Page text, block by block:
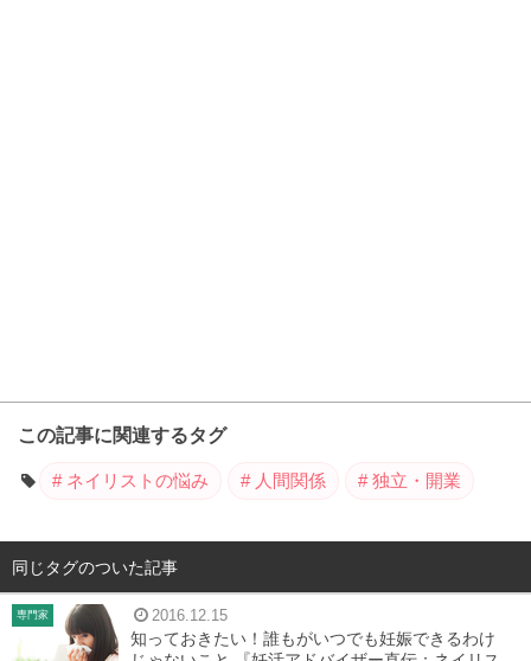
この記事に関連するタグ
ネイリストの悩み 人間関係 独立・開業
同じタグのついた記事
専門家 2016.12.15
知っておきたい！誰もがいつでも妊娠できるわけ